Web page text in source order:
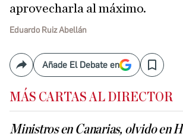
aprovecharla al máximo.
Eduardo Ruiz Abellán
CompartirAñade El Debate en Save
MÁS CARTAS AL DIRECTOR
Ministros en Canarias, olvido en